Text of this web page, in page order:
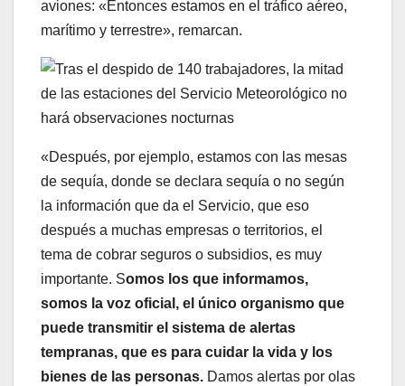
aviones: «Entonces estamos en el tráfico aéreo,
marítimo y terrestre», remarcan.
«Después, por ejemplo, estamos con las mesas
de sequía, donde se declara sequía o no según
la información que da el Servicio, que eso
después a muchas empresas o territorios, el
tema de cobrar seguros o subsidios, es muy
importante. Somos los que informamos,
somos la voz oficial, el único organismo que
puede transmitir el sistema de alertas
tempranas, que es para cuidar la vida y los
bienes de las personas. Damos alertas por olas